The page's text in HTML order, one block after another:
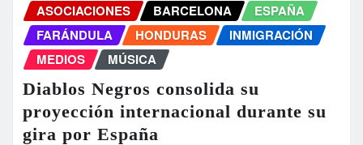
ASOCIACIONES BARCELONA
ESPAÑA
FARÁNDULA
HONDURAS
INMIGRACIÓN
MEDIOS
MÚSICA
Diablos Negros consolida su
proyección internacional durante su
gira por España